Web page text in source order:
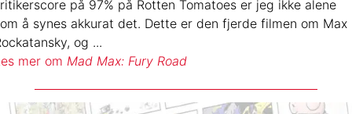
på 97% på Rotten Tomatoes er jeg ikke alene
å synes akkurat det. Dette er den fjerde filmen om Max
og ...
mer om Mad Max: Fury Road